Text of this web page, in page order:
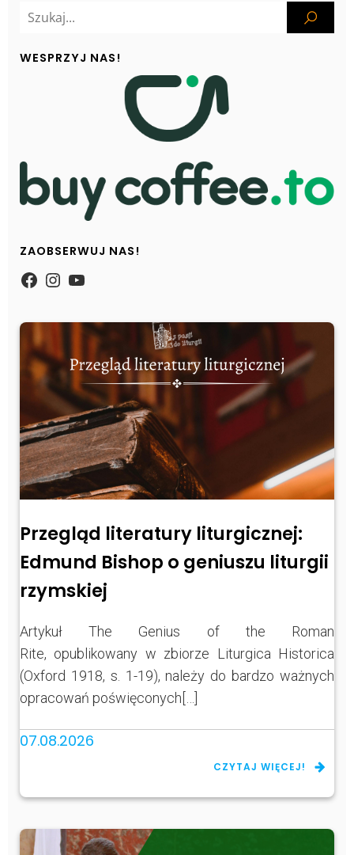
WESPRZYJ NAS!
ZAOBSERWUJ NAS!
https://www.facebook.com/
Instagram
YouTube
Przegląd literatury liturgicznej:
Edmund Bishop o geniuszu liturgii
rzymskiej
Artykuł The Genius of the Roman
Rite, opublikowany w zbiorze Liturgica Historica
(Oxford 1918, s. 1-19), należy do bardzo ważnych
opracowań poświęconych[…]
07.08.2026
CZYTAJ WIĘCEJ!